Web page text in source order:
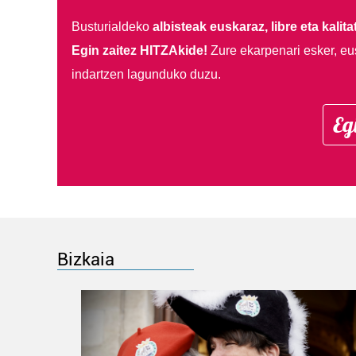
Busturialdeko albisteak euskaraz, libre eta
Egin zaitez HITZAkide! Zure ekarpenari esker,
indartzen lagunduko duzu.
Bizkaia